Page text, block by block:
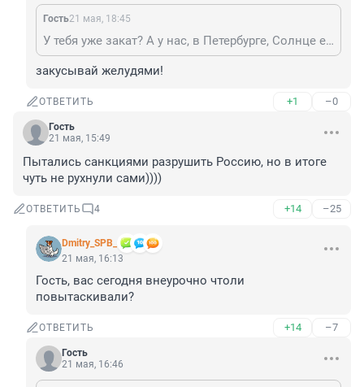
Гость21 мая, 18:45
У тебя уже закат? А у нас, в Петербурге, Солнце ещё высоко.
закусывай желудями!
ОТВЕТИТЬ +1 –0
Гость
21 мая, 15:49
Пытались санкциями разрушить Россию, но в итоге
чуть не рухнули сами))))
ОТВЕТИТЬ 4 +14 –25
Dmitry_SPB_
21 мая, 16:13
Гость, вас сегодня внеурочно чтоли
повытаскивали?
ОТВЕТИТЬ +14 –7
Гость
21 мая, 16:46